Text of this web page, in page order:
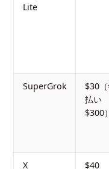
Lite
SuperGrok
$30
払い
$300）
X
$40